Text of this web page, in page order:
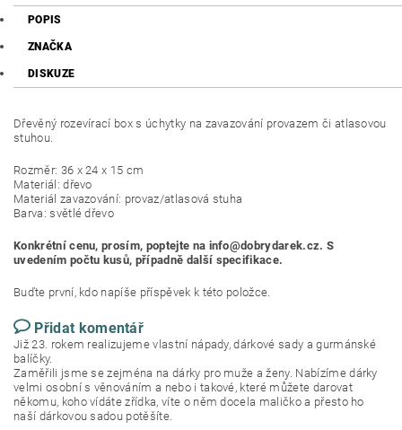
POPIS
ZNAČKA
DISKUZE
Dřevěný rozevírací box s úchytky na zavazování provazem či atlasovou
stuhou.
Rozměr: 36 x 24 x 15 cm
Materiál: dřevo
Materiál zavazování: provaz/atlasová stuha
Barva: světlé dřevo
Konkrétní cenu, prosím, poptejte na info@dobrydarek.cz. S
uvedením počtu kusů, případně další specifikace.
Buďte první, kdo napíše příspěvek k této položce.
Přidat komentář
Již 23. rokem realizujeme vlastní nápady, dárkové sady a gurmánské
balíčky.
Zaměřili jsme se zejména na dárky pro muže a ženy. Nabízíme dárky
velmi osobní s věnováním a nebo i takové, které můžete darovat
někomu, koho vídáte zřídka, víte o něm docela maličko a přesto ho
naší dárkovou sadou potěšíte.